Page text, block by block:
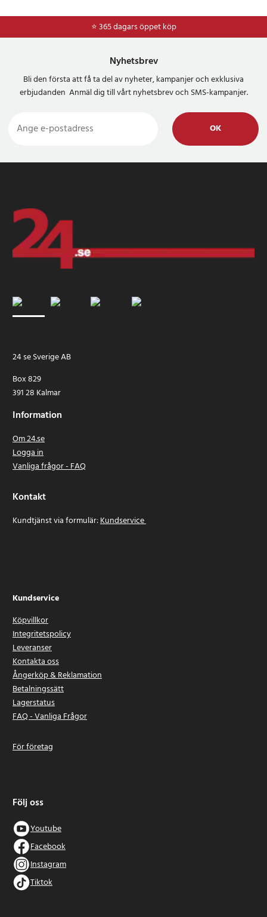
⭐ 365 dagars öppet köp
⭐Frakt 49kr *
Nyhetsbrev
Bli den första att få ta del av nyheter, kampanjer och exklusiva
erbjudanden Anmäl dig till vårt nyhetsbrev och SMS-kampanjer.
OK
24 se Sverige AB
Box 829
391 28 Kalmar
Information
Om 24.se
Logga in
Vanliga frågor - FAQ
Kontakt
Kundtjänst via formulär:Kundservice
Kundservice
Köpvillkor
Integritetspolicy
Leveranser
Kontakta oss
Ångerköp & Reklamation
Betalningssätt
Lagerstatus
FAQ - Vanliga Frågor
För företag
Följ oss
Youtube
Facebook
Instagram
Tiktok